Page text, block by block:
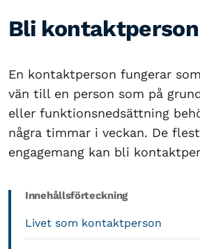
Bli kontaktperson
En kontaktperson fungerar
vän till en person som på
eller funktionsnedsättning
några timmar i veckan. De
engagemang kan bli
Innehållsförteckning
Livet som kontaktperson